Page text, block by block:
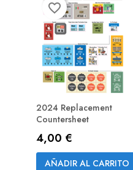
PREPEDIDO
(RESERVA)
2024 Replacement
Countersheet
Precio
4,00 €
AÑADIR AL CARRITO
favorite_border